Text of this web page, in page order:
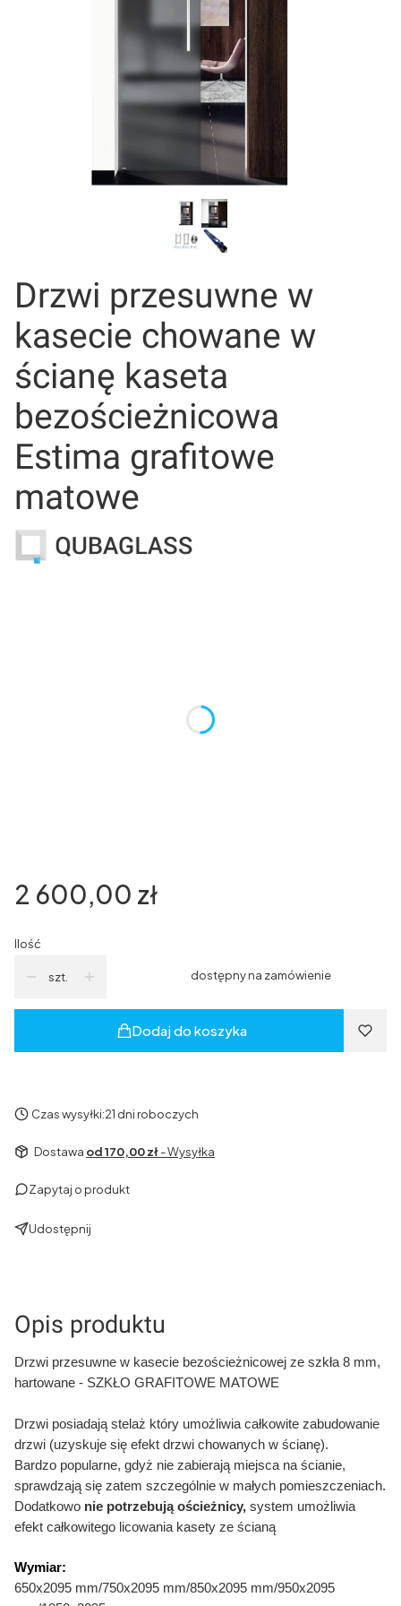
Drzwi przesuwne w
kasecie chowane w
ścianę kaseta
bezościeżnicowa
Estima grafitowe
matowe
Cena
2 600,00 zł
Ilość
szt. dostępny na zamówienie
Dodaj do koszyka
Czas wysyłki:21 dni roboczych
Dostawa od 170,00 zł- Wysyłka
Zapytaj o produkt
Udostępnij
Opis produktu
Drzwi przesuwne w kasecie bezościeżnicowej ze szkła 8 mm,
hartowane - SZKŁO GRAFITOWE MATOWE
Drzwi posiadają stelaż który umożliwia całkowite zabudowanie
drzwi (uzyskuje się efekt drzwi chowanych w ścianę).
Bardzo popularne, gdyż nie zabierają miejsca na ścianie,
sprawdzają się zatem szczególnie w małych pomieszczeniach.
Dodatkowo nie potrzebują ościeżnicy, system umożliwia
efekt całkowitego licowania kasety ze ścianą
Wymiar:
650x2095 mm/750x2095 mm/850x2095 mm/950x2095